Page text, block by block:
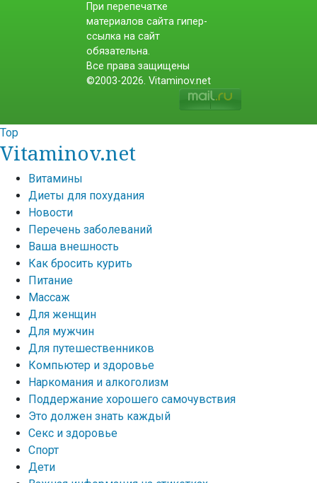
При перепечатке
материалов сайта гипер-
ссылка на сайт
обязательна.
Все права защищены
©2003-2026. Vitaminov.net
Top
Vitaminov.net
Витамины
Диеты для похудания
Новости
Перечень заболеваний
Ваша внешность
Как бросить курить
Питание
Массаж
Для женщин
Для мужчин
Для путешественников
Компьютер и здоровье
Наркомания и алкоголизм
Поддержание хорошего самочувствия
Это должен знать каждый
Секс и здоровье
Спорт
Дети